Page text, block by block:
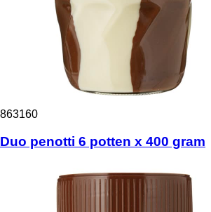
863160
Duo penotti 6 potten x 400 gram